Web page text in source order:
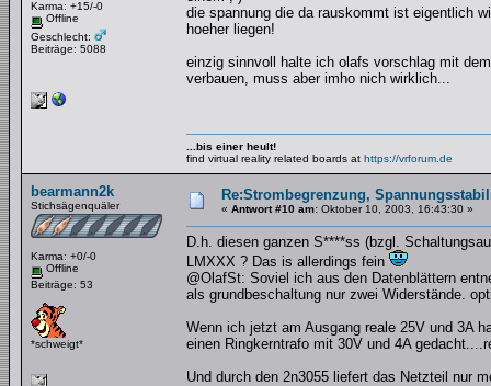
Karma: +15/-0
Offline
Geschlecht:
Beiträge: 5088
die spannung die da rauskommt ist eigentlich
hoeher liegen!
einzig sinnvoll halte ich olafs vorschlag mit
verbauen, muss aber imho nich wirklich...
...bis einer heult!
find virtual reality related boards at https://vrforum.de
bearmann2k
Stichsägenquäler
Karma: +0/-0
Offline
Beiträge: 53
*schweigt*
Re:Strombegrenzung,
« Antwort #10 am: Oktober 10, 2003, 16:43:30 »
D.h. diesen ganzen S****ss (bzgl.
LMXXX ? Das is allerdings fein
@OlafSt: Soviel ich aus den Datenblättern
als grundbeschaltung nur zwei Widerstände.
Wenn ich jetzt am Ausgang reale 25V und 3A
einen Ringkerntrafo mit 30V und 4A
Und durch den 2n3055 liefert das Netzteil nur